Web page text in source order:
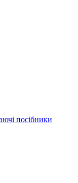
посібники